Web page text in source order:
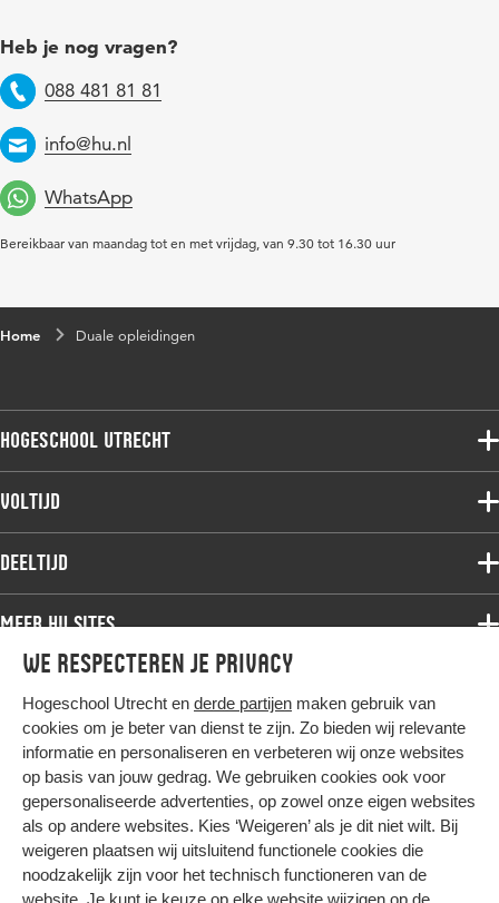
We respecteren je privacy
Hogeschool Utrecht en derde partijen maken gebruik van
cookies om je beter van dienst te zijn. Zo bieden wij relevante
informatie en personaliseren en verbeteren wij onze websites
op basis van jouw gedrag. We gebruiken cookies ook voor
gepersonaliseerde advertenties, op zowel onze eigen websites
als op andere websites. Kies ‘Weigeren’ als je dit niet wilt. Bij
weigeren plaatsen wij uitsluitend functionele cookies die
noodzakelijk zijn voor het technisch functioneren van de
website. Je kunt je keuze op elke website wijzigen op de
Heb je nog vragen?
Telefoon
088 481 81 81
Email
info@hu.nl
WhatsApp
Bereikbaar van maandag tot en met vrijdag, van 9.30 tot 16.30 uur
Home Duale opleidingen
Hogeschool Utrecht
Voltijdopleidingen
Onderzoek
Werken bij de HU
Contact
Voltijd
Associate degree
Master
Studiekeuze voltijd
Deeltijd
Associate degree
Bachelor
Master
Post-master
Studiekeuze deeltijd
Meer HU sites
HU International
HU Bibliotheek
HU Ontwikkelt
Duurzame HU
Intranet
Trajectum
Hier komt alles samen
Colofon
Privacy